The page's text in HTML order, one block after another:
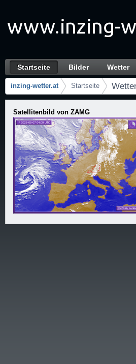
Wetterstation derzeit
Navegación
Startseite Bilder Wetter
Camino de migas
inzing-wetter.at Startseite
Satellitenbild von ZAMG